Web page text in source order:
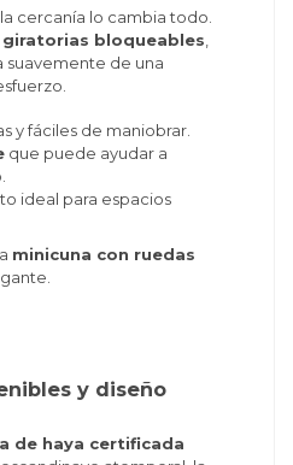
cercanía lo cambia todo.
giratorias bloqueables,
suavemente de una
y fáciles de maniobrar.
que puede ayudar a
ideal para espacios
minicuna con ruedas
y diseño
de haya certificada